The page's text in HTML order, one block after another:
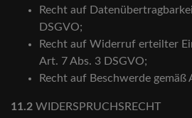
Recht auf
DSGVO;
Recht auf Widerruf erteilter
Art. 7 Abs. 3 DSGVO;
Recht auf Beschwerde gemäß
11.2 WIDERSPRUCHSRECHT